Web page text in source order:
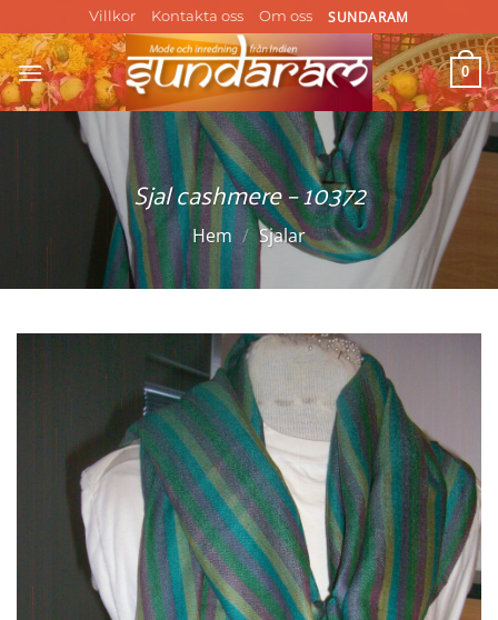
to
content
Villkor Kontakta oss Om oss SUNDARAM
0
Sjal cashmere – 10372
Hem / Sjalar